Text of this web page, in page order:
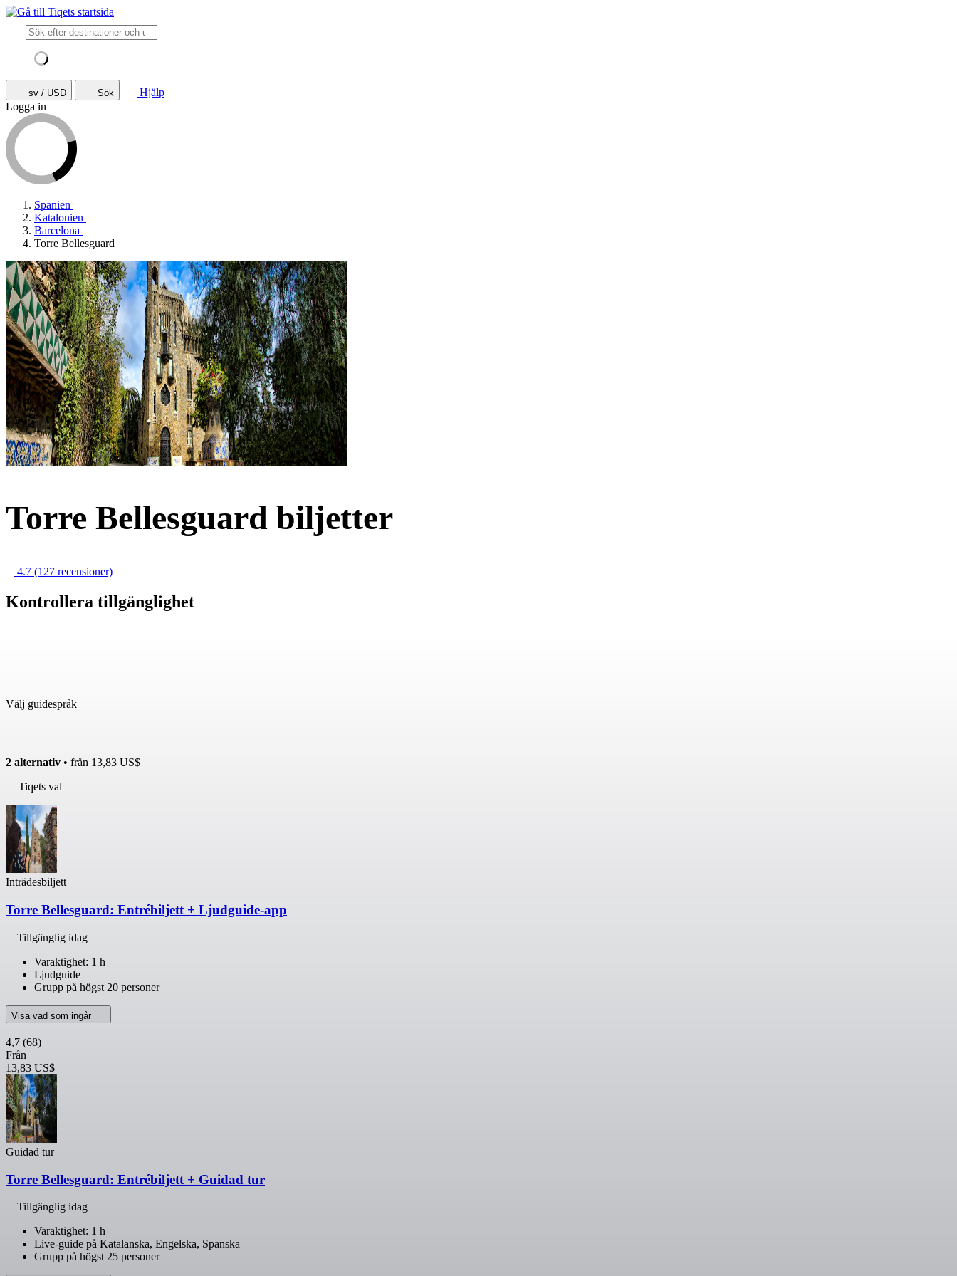
sv / USD Sök
Hjälp
Logga in
Spanien
Katalonien
Barcelona
Torre Bellesguard
Torre Bellesguard biljetter
4.7 (127 recensioner)
Kontrollera tillgänglighet
Välj guidespråk
2 alternativ • från 13,83 US$
Tiqets val
Inträdesbiljett
Torre Bellesguard: Entrébiljett + Ljudguide-app
Tillgänglig idag
Varaktighet: 1 h
Ljudguide
Grupp på högst 20 personer
Visa vad som ingår
4,7 (68)
Från
13,83 US$
Guidad tur
Torre Bellesguard: Entrébiljett + Guidad tur
Tillgänglig idag
Varaktighet: 1 h
Live-guide på Katalanska, Engelska, Spanska
Grupp på högst 25 personer